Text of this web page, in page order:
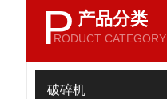
P 产品分类
RODUCT CATEGORY
破碎机